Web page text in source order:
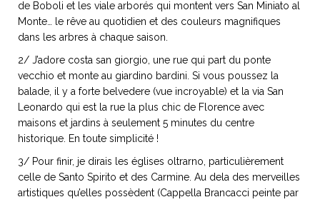
de Boboli et les viale arborés qui montent vers San Miniato al
Monte… le rêve au quotidien et des couleurs magnifiques
dans les arbres à chaque saison.
2/ J’adore costa san giorgio, une rue qui part du ponte
vecchio et monte au giardino bardini. Si vous poussez la
balade, il y a forte belvedere (vue incroyable) et la via San
Leonardo qui est la rue la plus chic de Florence avec
maisons et jardins à seulement 5 minutes du centre
historique. En toute simplicité !
3/ Pour finir, je dirais les églises oltrarno, particulièrement
celle de Santo Spirito et des Carmine. Au dela des merveilles
artistiques qu’elles possèdent (Cappella Brancacci peinte par